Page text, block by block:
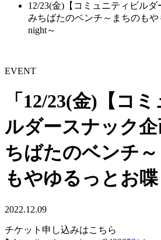
12/23(金)【コミュニティビルダ
みちばたのベンチ～まちのもや
night～
EVENT
「12/23(金)【コ
ルダースナック
ちばたのベンチ
もやゆるっとお喋
2022.12.09
チケット申し込みはこちら